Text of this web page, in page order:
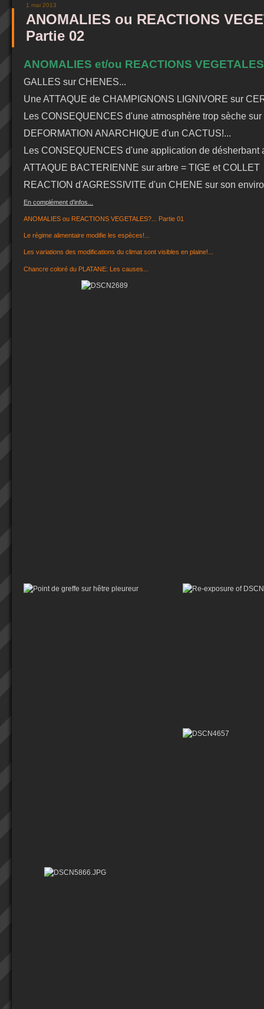
1 mai 2013
ANOMALIES ou REACTIONS
Partie 02
ANOMALIES et/ou REACTIONS
GALLES sur CHENES...
Une ATTAQUE de CHAMPIGNONS LIGNIVORE sur
Les CONSEQUENCES d'une atmosphère trop sèche
DEFORMATION ANARCHIQUE d'un CACTUS!...
Les CONSEQUENCES d'une application de désherbant
ATTAQUE BACTERIENNE sur arbre = TIGE et COLLET
REACTION d'AGRESSIVITE d'un CHENE sur son
En complément d'infos...
ANOMALIES ou REACTIONS VEGETALES?... Partie 01
Le régime alimentaire modifie les espèces!...
Les variations des modifications du climat sont visibles en plaine!...
Chancre coloré du PLATANE: Les causes...